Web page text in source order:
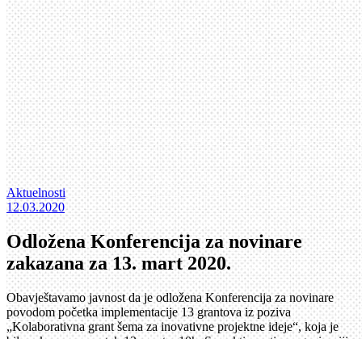
Aktuelnosti
12.03.2020
Odložena Konferencija za novinare
zakazana za 13. mart 2020.
Obavještavamo javnost da je odložena Konferencija za novinare
povodom početka implementacije 13 grantova iz poziva
„Kolaborativna grant šema za inovativne projektne ideje“, koja je